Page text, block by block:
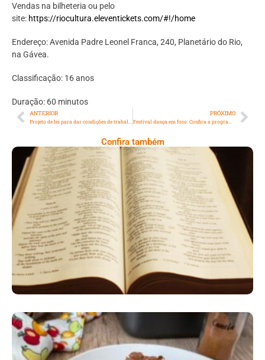
Vendas na bilheteria ou pelo
site: https://riocultura.eleventickets.com/#!/home
Endereço: Avenida Padre Leonel Franca, 240, Planetário do Rio,
na Gávea.
Classificação: 16 anos
Duração: 60 minutos
ANTERIOR PRÓXIMO
Confira também
A Bíblia Como Ela É: A Queda De Israel –
Quando A Rebeldia Abre Caminho Para A
Destruição